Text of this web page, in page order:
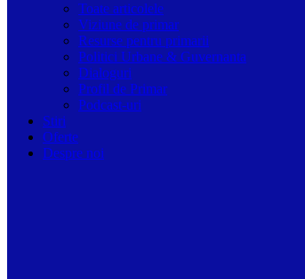
Toate articolele
Viziune de primar
Resurse pentru primarii
Politici Urbane & Guvernanta
Dialoguri
Profil de Primar
Podcast-uri
Stiri
Oferte
Despre noi